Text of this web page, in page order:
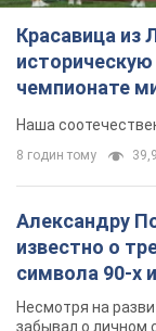
Красавица из
чемпионате
Видео
Наша
8 годин тому
Александру
известно о
символа 90-х
Несмотря на
забывал о личном